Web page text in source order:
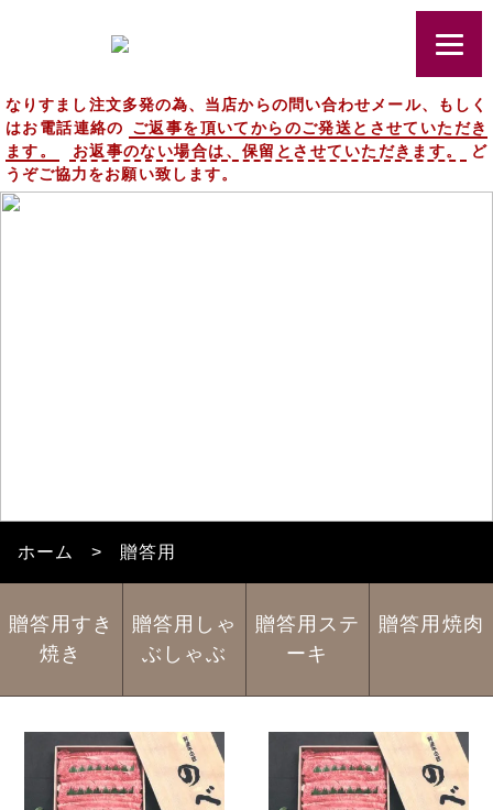
なりすまし注文多発の為、当店からの問い合わせメール、もしく
はお電話連絡の
ご返事を頂いてからのご発送とさせていただき
ます。
お返事のない場合は、保留とさせていただきます。
ど
うぞご協力をお願い致します。
ホーム 贈答用
贈答用すき
焼き
贈答用しゃ
ぶしゃぶ
贈答用ステ
ーキ
贈答用焼肉